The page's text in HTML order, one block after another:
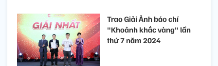
Trao Giải Ảnh báo chí
"Khoảnh khắc vàng" lần
thứ 7 năm 2024